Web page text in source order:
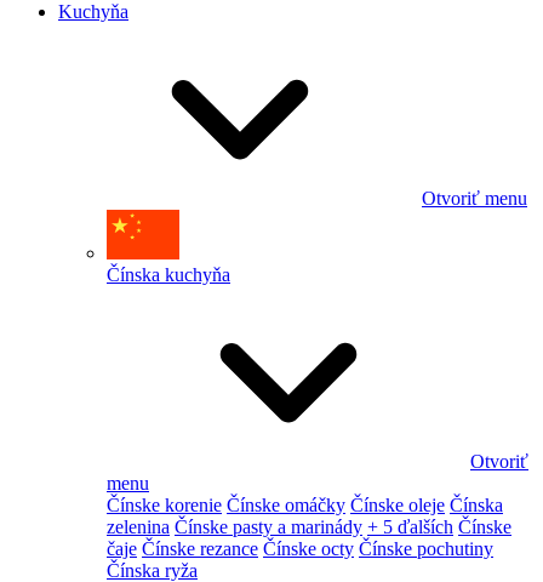
Kuchyňa
Otvoriť menu
Čínska kuchyňa
Otvoriť
menu
Čínske korenie Čínske omáčky Čínske oleje Čínska
zelenina Čínske pasty a marinády + 5 ďalších Čínske
čaje Čínske rezance Čínske octy Čínske pochutiny
Čínska ryža